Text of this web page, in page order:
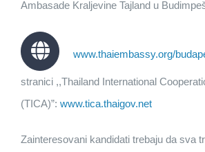
Ambasade Kraljevine Tajland u
www.thaiembassy.org/
stranici ,,Thailand International
(TICA)”: www.tica.thaigov.net
Zainteresovani kandidati trebaju da sva